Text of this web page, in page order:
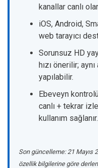
kanallar canlı
iOS, Android,
web tarayıcı
Sorunsuz HD
hızı önerilir;
yapılabilir.
Ebeveyn
canlı + tekrar
kullanım sağlanır.
Son güncelleme: 21 Mayıs
özellik bilgilerine göre